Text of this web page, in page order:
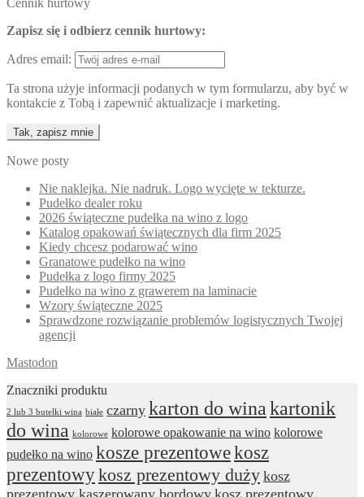
Cennik hurtowy
Zapisz się i odbierz cennik hurtowy:
Adres email:
Ta strona użyje informacji podanych w tym formularzu, aby być w
kontakcie z Tobą i zapewnić aktualizacje i marketing.
Nowe posty
Nie naklejka. Nie nadruk. Logo wycięte w tekturze.
Pudełko dealer roku
2026 świąteczne pudełka na wino z logo
Katalog opakowań świątecznych dla firm 2025
Kiedy chcesz podarować wino
Granatowe pudełko na wino
Pudełka z logo firmy 2025
Pudełko na wino z grawerem na laminacie
Wzory świąteczne 2025
Sprawdzone rozwiązanie problemów logistycznych Twojej
agencji
Mastodon
Znaczniki produktu
2 lub 3 butelki wina białe czarny karton do winakartonik
do wina kolorowe kolorowe opakowanie na wino kolorowe
pudełko na wino kosze prezentowekosz
prezentowykosz prezentowy duży kosz